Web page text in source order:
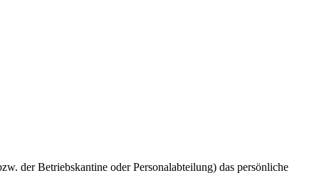
der Betriebskantine oder Personalabteilung) das persönliche